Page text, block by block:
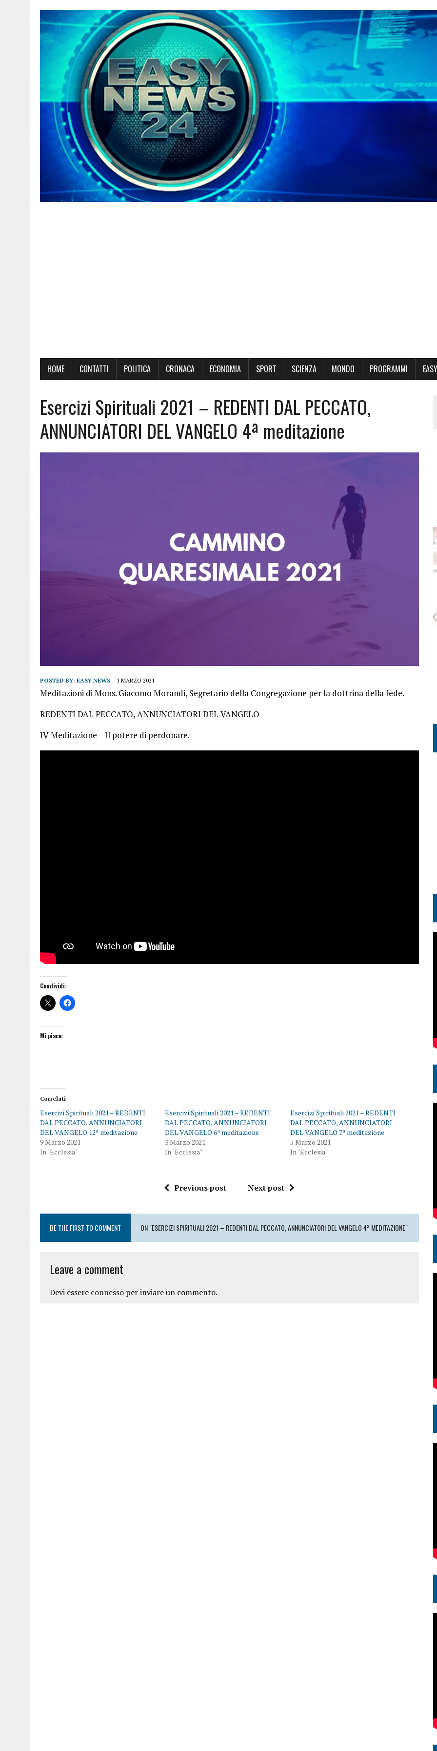
HOME CONTATTI POLITICA CRONACA ECONOMIA SPORT SCIENZA MONDO PROGRAMMI
Esercizi Spirituali 2021 – REDENTI DAL PECCATO,
ANNUNCIATORI DEL VANGELO 4ª meditazione
POSTED BY: EASY NEWS 1 MARZO 2021
Meditazioni di Mons. Giacomo Morandi, Segretario della Congregazione per la dottrina della fede.
REDENTI DAL PECCATO, ANNUNCIATORI DEL VANGELO
IV Meditazione – Il potere di perdonare.
Condividi:
Mi piace:
Correlati
Esercizi Spirituali 2021 – REDENTI
DAL PECCATO, ANNUNCIATORI
DEL VANGELO 12ª meditazione
9 Marzo 2021
In "Ecclesia"
Esercizi Spirituali 2021 – REDENTI
DAL PECCATO, ANNUNCIATORI
DEL VANGELO 6ª meditazione
3 Marzo 2021
In "Ecclesia"
Esercizi Spirituali 2021 – REDENTI
DAL PECCATO, ANNUNCIATORI
DEL VANGELO 7ª meditazione
5 Marzo 2021
In "Ecclesia"
Previous post Next post
BE THE FIRST TO COMMENT ON "ESERCIZI SPIRITUALI 2021 – REDENTI DAL PECCATO, ANNUNCIATORI DEL VANGELO 4ª MEDITAZIONE"
Leave a comment
Devi essere connesso per inviare un commento.